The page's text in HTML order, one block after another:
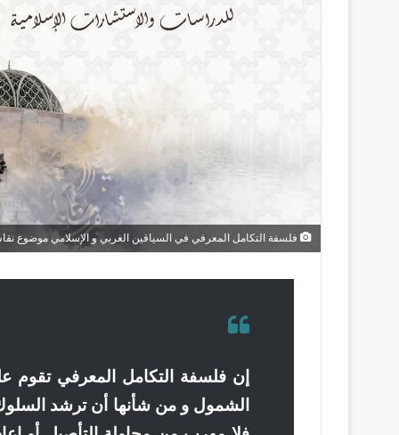
فلسفة التكامل المعرفي في السياقين الغربي و الإسلامي موضوع
إن فلسفة التكامل المعرفي تقوم
الشمول و من شأنها أن ترشد